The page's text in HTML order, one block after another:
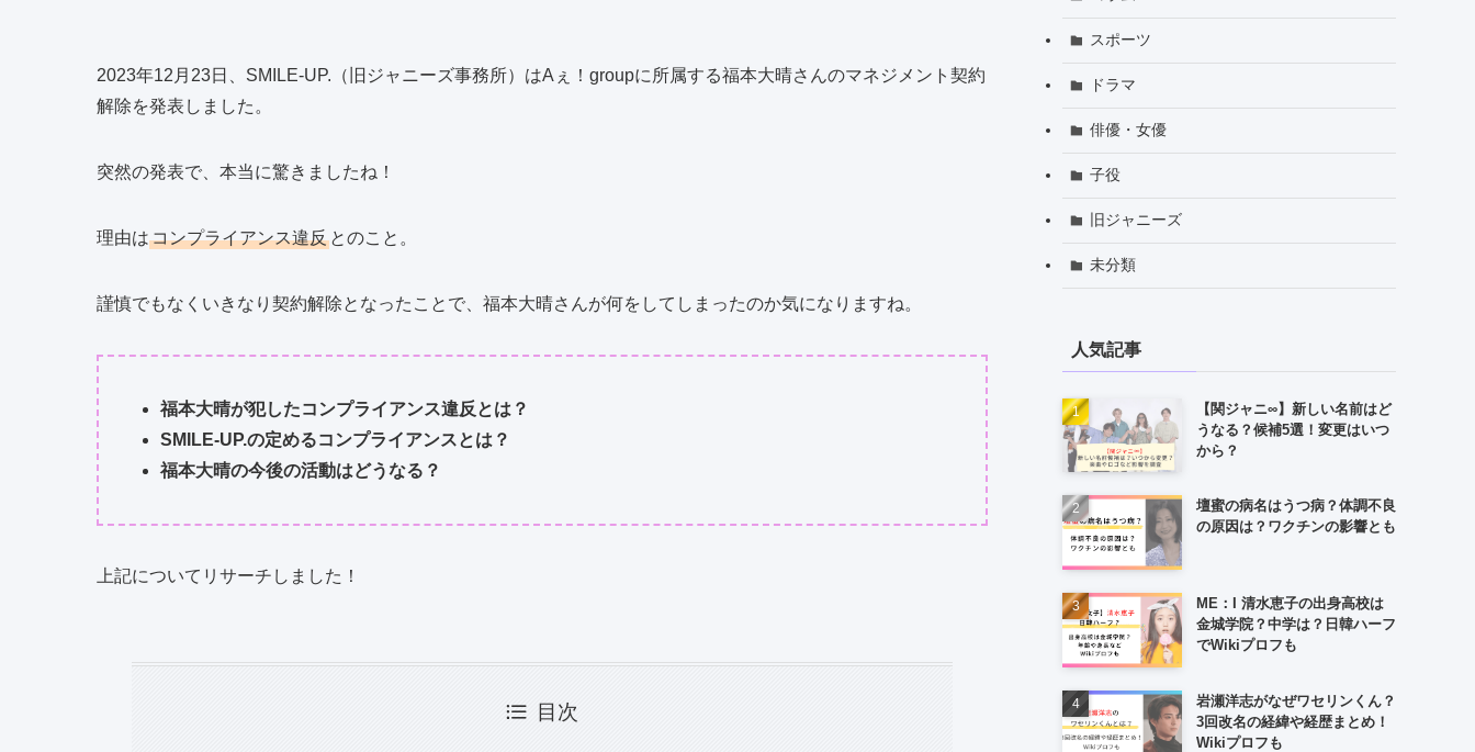
2023年12月23日、SMILE-UP.（旧ジャニーズ事務所）はAぇ！groupに所属する福本大晴さんのマネジメント契約
解除を発表しました。
突然の発表で、本当に驚きましたね！
理由はコンプライアンス違反 とのこと。
謹慎でもなくいきなり契約解除となったことで、福本大晴さんが何をしてしまったのか気になりますね。
福本大晴が犯したコンプライアンス違反とは？
SMILE-UP.の定めるコンプライアンスとは？
福本大晴の今後の活動はどうなる？
上記についてリサーチしました！
目次
スポーツ
ドラマ
俳優・女優
子役
旧ジャニーズ
未分類
人気記事
【関ジャニ∞】新しい名前はど
うなる？候補5選！変更はいつ
から？
壇蜜の病名はうつ病？体調不良
の原因は？ワクチンの影響とも
ME：I 清水恵子の出身高校は
金城学院？中学は？日韓ハーフ
でWikiプロフも
岩瀬洋志がなぜワセリンくん？
3回改名の経緯や経歴まとめ！
Wikiプロフも